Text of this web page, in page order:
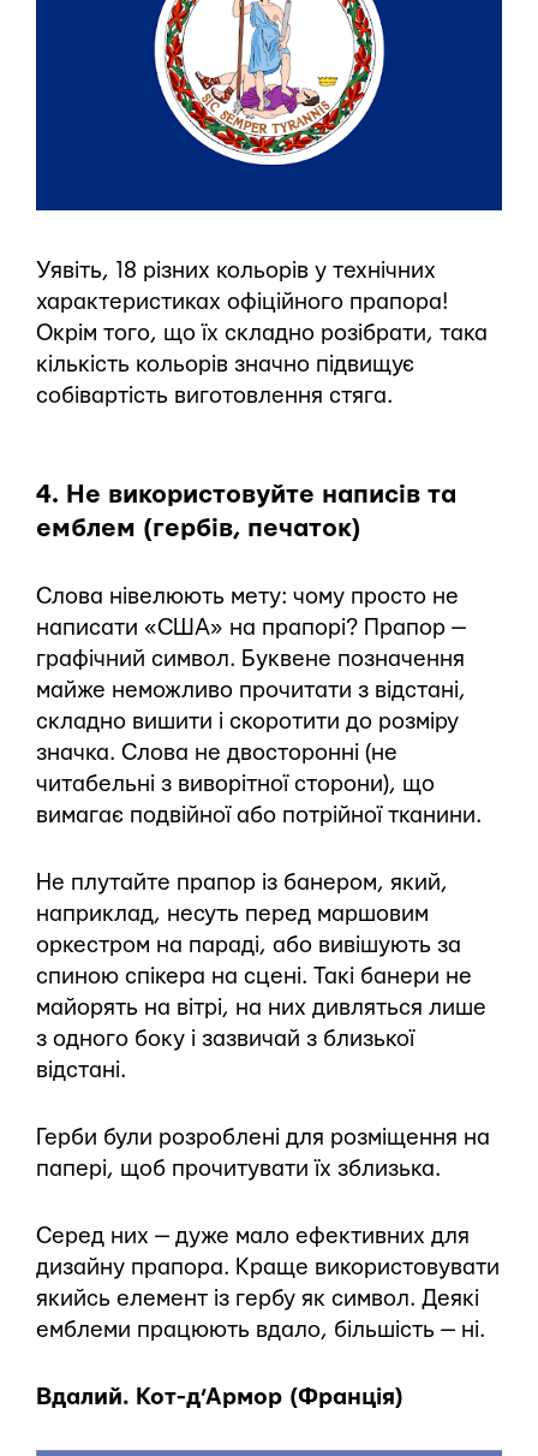
Уявіть, 18 різних кольорів у технічних
характеристиках офіційного прапора!
Окрім того, що їх складно розібрати, така
кількість кольорів значно підвищує
собівартість виготовлення стяга.
4. Не використовуйте написів та
емблем (гербів, печаток)
Слова нівелюють мету: чому просто не
написати «США» на прапорі? Прапор —
графічний символ. Буквене позначення
майже неможливо прочитати з відстані,
складно вишити і скоротити до розміру
значка. Слова не двосторонні (не
читабельні з виворітної сторони), що
вимагає подвійної або потрійної тканини.
Не плутайте прапор із банером, який,
наприклад, несуть перед маршовим
оркестром на параді, або вивішують за
спиною спікера на сцені. Такі банери не
майорять на вітрі, на них дивляться лише
з одного боку і зазвичай з близької
відстані.
Герби були розроблені для розміщення на
папері, щоб прочитувати їх зблизька.
Серед них — дуже мало ефективних для
дизайну прапора. Краще використовувати
якийсь елемент із гербу як символ. Деякі
емблеми працюють вдало, більшість — ні.
Вдалий. Кот-д’Армор (Франція)